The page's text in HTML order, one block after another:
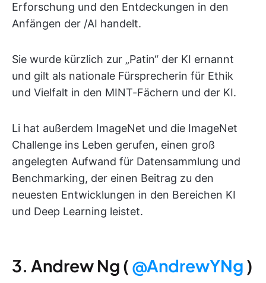
Erforschung und den Entdeckungen in den
Anfängen der /AI handelt.
Sie wurde kürzlich zur „Patin“ der KI ernannt
und gilt als nationale Fürsprecherin für Ethik
und Vielfalt in den MINT-Fächern und der KI.
Li hat außerdem ImageNet und die ImageNet
Challenge ins Leben gerufen, einen groß
angelegten Aufwand für Datensammlung und
Benchmarking, der einen Beitrag zu den
neuesten Entwicklungen in den Bereichen KI
und Deep Learning leistet.
3. Andrew Ng ( @AndrewYNg )